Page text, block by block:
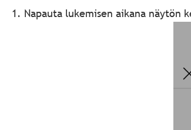
Napauta lukemisen aikana